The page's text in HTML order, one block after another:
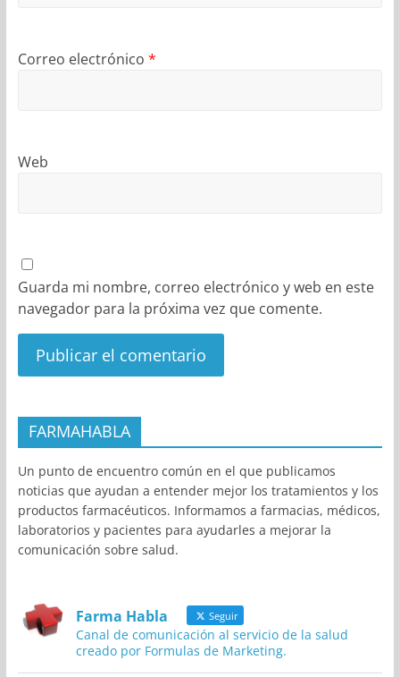
Correo electrónico *
Web
Guarda mi nombre, correo electrónico y web en este
navegador para la próxima vez que comente.
FARMAHABLA
Un punto de encuentro común en el que publicamos
noticias que ayudan a entender mejor los tratamientos y los
productos farmacéuticos. Informamos a farmacias, médicos,
laboratorios y pacientes para ayudarles a mejorar la
comunicación sobre salud.
Farma Habla Seguir
Canal de comunicación al servicio de la salud
creado por Formulas de Marketing.